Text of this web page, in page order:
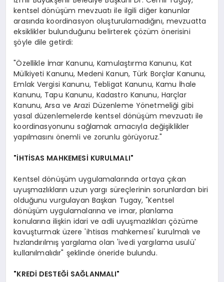
kentsel dönüşüm mevzuatı ile ilgili diğer kanunlar
arasında koordinasyon oluşturulamadığını, mevzuatta
eksiklikler bulunduğunu belirterek çözüm önerisini
şöyle dile getirdi:
"Özellikle İmar Kanunu, Kamulaştırma Kanunu, Kat
Mülkiyeti Kanunu, Medeni Kanun, Türk Borçlar Kanunu,
Emlak Vergisi Kanunu, Tebligat Kanunu, Kamu İhale
Kanunu, Tapu Kanunu, Kadastro Kanunu, Harçlar
Kanunu, Arsa ve Arazi Düzenleme Yönetmeliği gibi
yasal düzenlemelerde kentsel dönüşüm mevzuatı ile
koordinasyonunu sağlamak amacıyla değişiklikler
yapılmasını önemli ve zorunlu görüyoruz."
"İHTİSAS MAHKEMESİ KURULMALI"
Kentsel dönüşüm uygulamalarında ortaya çıkan
uyuşmazlıkların uzun yargı süreçlerinin sorunlardan biri
olduğunu vurgulayan Başkan Tugay, "Kentsel
dönüşüm uygulamalarına ve imar, planlama
konularına ilişkin idari ve adli uyuşmazlıkları çözüme
kavuşturmak üzere 'ihtisas mahkemesi' kurulmalı ve
hızlandırılmış yargılama olan 'ivedi yargılama usulü'
kullanılmalıdır" şeklinde öneride bulundu.
"KREDİ DESTEĞİ SAĞLANMALI"